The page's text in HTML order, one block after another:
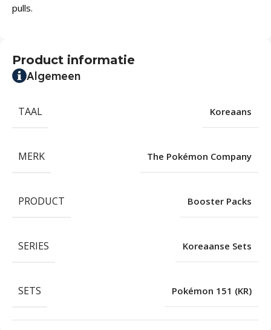
pulls.
Product informatie
Algemeen
TAAL Koreaans
MERK The Pokémon Company
PRODUCT Booster Packs
SERIES Koreaanse Sets
SETS Pokémon 151 (KR)